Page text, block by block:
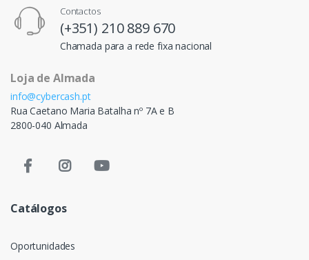
Contactos
(+351) 210 889 670
Chamada para a rede fixa nacional
Loja de Almada
info@cybercash.pt
Rua Caetano Maria Batalha nº 7A e B
2800-040 Almada
Catálogos
Oportunidades